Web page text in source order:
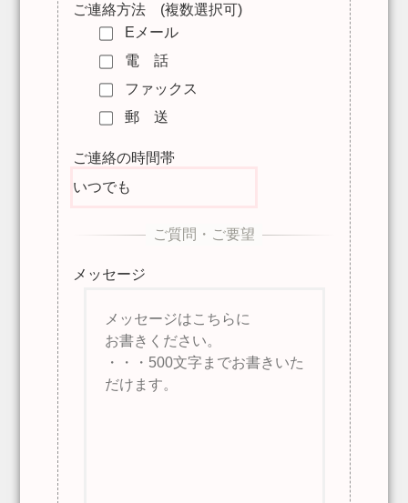
ご連絡方法 (複数選択可)
Eメール
電 話
ファックス
郵 送
ご連絡の時間帯
メッセージ